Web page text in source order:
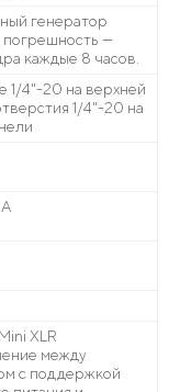
генератор
погрешность —
каждые 8 часов.
1/4"-20 на верхней
1/4"-20 на
А
XLR
между
с поддержкой